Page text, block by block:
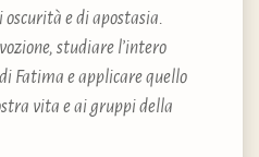
e di apostasia.
studiare l’intero
Fatima e applicare quello
vita e ai gruppi della